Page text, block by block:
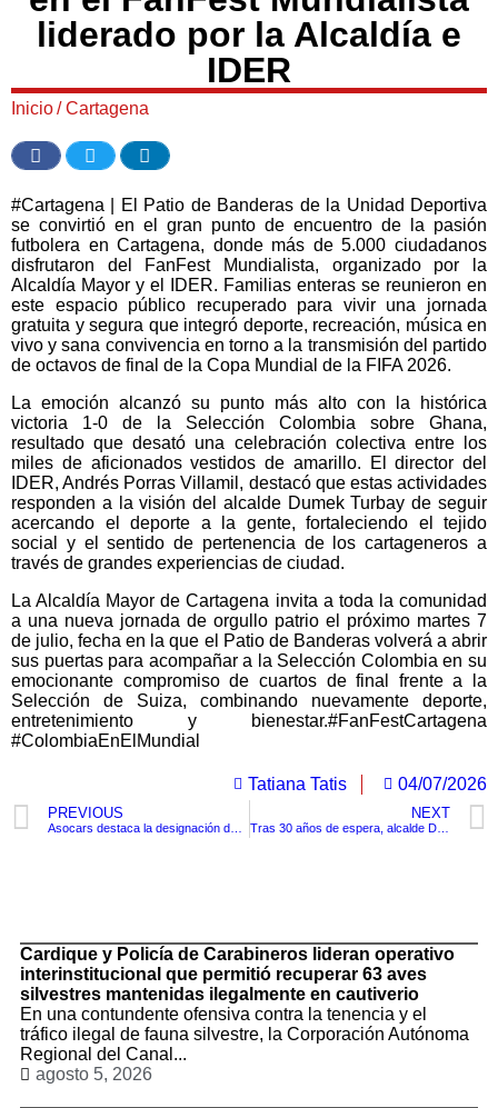
liderado por la Alcaldía e
IDER
Inicio/ Cartagena
#Cartagena | El Patio de Banderas de la Unidad Deportiva
se convirtió en el gran punto de encuentro de la pasión
futbolera en Cartagena, donde más de 5.000 ciudadanos
disfrutaron del FanFest Mundialista, organizado por la
Alcaldía Mayor y el IDER. Familias enteras se reunieron en
este espacio público recuperado para vivir una jornada
gratuita y segura que integró deporte, recreación, música en
vivo y sana convivencia en torno a la transmisión del partido
de octavos de final de la Copa Mundial de la FIFA 2026.
La emoción alcanzó su punto más alto con la histórica
victoria 1-0 de la Selección Colombia sobre Ghana,
resultado que desató una celebración colectiva entre los
miles de aficionados vestidos de amarillo. El director del
IDER, Andrés Porras Villamil, destacó que estas actividades
responden a la visión del alcalde Dumek Turbay de seguir
acercando el deporte a la gente, fortaleciendo el tejido
social y el sentido de pertenencia de los cartageneros a
través de grandes experiencias de ciudad.
La Alcaldía Mayor de Cartagena invita a toda la comunidad
a una nueva jornada de orgullo patrio el próximo martes 7
de julio, fecha en la que el Patio de Banderas volverá a abrir
sus puertas para acompañar a la Selección Colombia en su
emocionante compromiso de cuartos de final frente a la
Selección de Suiza, combinando nuevamente deporte,
entretenimiento y bienestar.#FanFestCartagena
#ColombiaEnElMundial
Tatiana Tatis 04/07/2026
PREVIOUS NEXT
Tras 30 años de espera, alcalde Dumek Turbay garantiza recursos para llevar gas natural a Arroyo de Piedra, Arroyo Grande y Arroyo de las Canoas
Cardique y Policía de Carabineros lideran operativo
interinstitucional que permitió recuperar 63 aves
silvestres mantenidas ilegalmente en cautiverio
En una contundente ofensiva contra la tenencia y el
tráfico ilegal de fauna silvestre, la Corporación Autónoma
Regional del Canal...
agosto 5, 2026